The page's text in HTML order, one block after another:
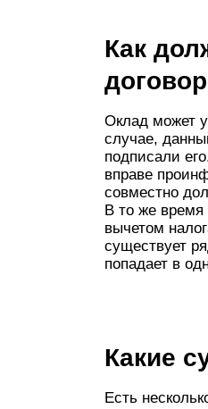
Как
Оклад может
случае,
подписали
вправе
совместно
В то же время
вычетом
существует
попадает в
Какие
Есть